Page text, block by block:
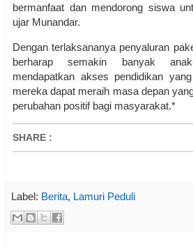
bermanfaat dan mendorong siswa
ujar Munandar.
Dengan terlaksananya penyaluran
berharap semakin banyak
mendapatkan akses pendidikan
mereka dapat meraih masa depan
perubahan positif bagi masyarakat.*
SHARE :
Label: Berita, Lamuri Peduli